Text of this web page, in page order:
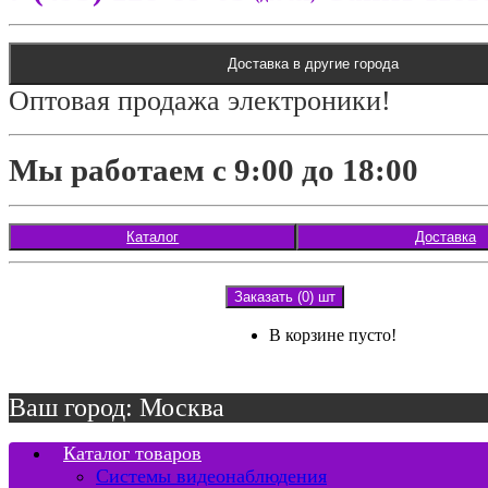
Доставка в другие города
Оптовая продажа электроники!
Мы работаем с 9:00 до 18:00
Каталог Доставка
Заказать (0) шт
В корзине пусто!
Ваш город: Москва
Каталог товаров
Системы видеонаблюдения